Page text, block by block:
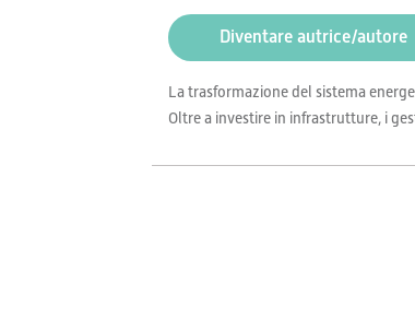
Diventare autrice/autore
La trasformazione del sistema
Oltre a investire in infrastrutture, i